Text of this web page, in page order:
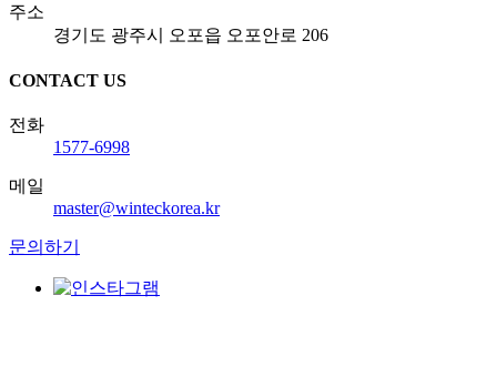
주소
경기도 광주시 오포읍 오포안로 206
CONTACT US
전화
1577-6998
메일
master@winteckorea.kr
문의하기